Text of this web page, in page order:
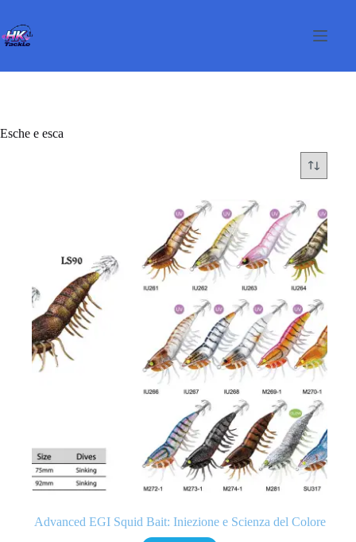
contenuto
Esche e esca
Advanced EGI Squid Bait: Iniezione e Scienza del Colore